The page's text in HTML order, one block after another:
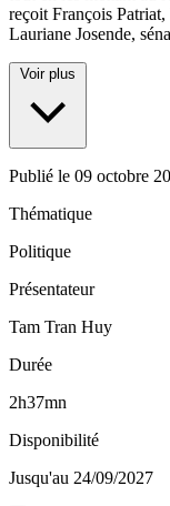
reçoit François Patriat,
Lauriane Josende,
Voir plus
Publié le 09 octobre
Thématique
Politique
Présentateur
Tam Tran Huy
Durée
2h37mn
Disponibilité
Jusqu'au 24/09/2027